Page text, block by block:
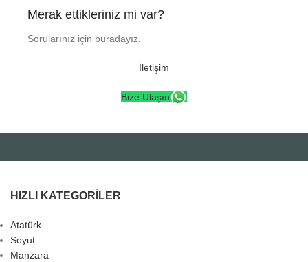
Merak ettikleriniz mi var?
Sorularınız için buradayız.
İletişim
Bize Ulaşın
HIZLI KATEGORILER
Atatürk
Soyut
Manzara